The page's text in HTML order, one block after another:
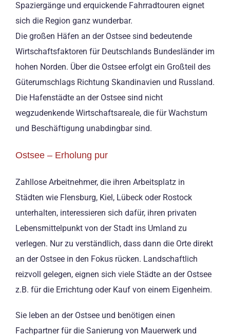
Spaziergänge und erquickende Fahrradtouren eignet
sich die Region ganz wunderbar.
Die großen Häfen an der Ostsee sind bedeutende
Wirtschaftsfaktoren für Deutschlands Bundesländer im
hohen Norden. Über die Ostsee erfolgt ein Großteil des
Güterumschlags Richtung Skandinavien und Russland.
Die Hafenstädte an der Ostsee sind nicht
wegzudenkende Wirtschaftsareale, die für Wachstum
und Beschäftigung unabdingbar sind.
Ostsee – Erholung pur
Zahllose Arbeitnehmer, die ihren Arbeitsplatz in
Städten wie Flensburg, Kiel, Lübeck oder Rostock
unterhalten, interessieren sich dafür, ihren privaten
Lebensmittelpunkt von der Stadt ins Umland zu
verlegen. Nur zu verständlich, dass dann die Orte direkt
an der Ostsee in den Fokus rücken. Landschaftlich
reizvoll gelegen, eignen sich viele Städte an der Ostsee
z.B. für die Errichtung oder Kauf von einem Eigenheim.
Sie leben an der Ostsee und benötigen einen
Fachpartner für die Sanierung von Mauerwerk und